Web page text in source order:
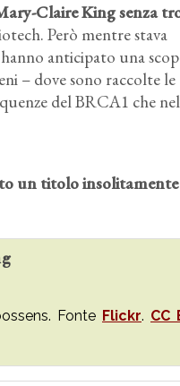
Claire King senza
Però mentre stava
anticipato una
– dove sono raccolte le
del BRCA1 che
un titolo insolitamente
Fonte Flickr. CC